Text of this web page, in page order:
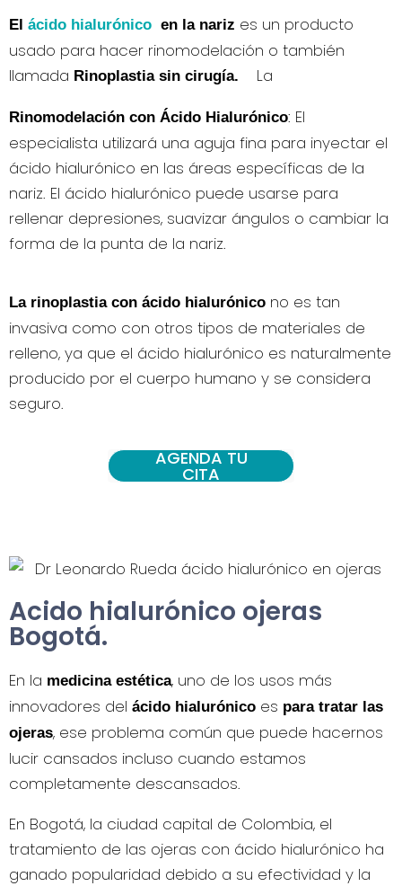
El ácido hialurónico en la nariz es un producto
usado para hacer rinomodelación o también
llamada Rinoplastia sin cirugía. La
Rinomodelación con Ácido Hialurónico: El
especialista utilizará una aguja fina para inyectar el
ácido hialurónico en las áreas específicas de la
nariz. El ácido hialurónico puede usarse para
rellenar depresiones, suavizar ángulos o cambiar la
forma de la punta de la nariz.
La rinoplastia con ácido hialurónico no es tan
invasiva como con otros tipos de materiales de
relleno, ya que el ácido hialurónico es naturalmente
producido por el cuerpo humano y se considera
seguro.
AGENDA TU
CITA
Acido hialurónico ojeras
Bogotá.
En la medicina estética, uno de los usos más
innovadores del ácido hialurónico es para tratar las
ojeras, ese problema común que puede hacernos
lucir cansados incluso cuando estamos
completamente descansados.
En Bogotá, la ciudad capital de Colombia, el
tratamiento de las ojeras con ácido hialurónico ha
ganado popularidad debido a su efectividad y la